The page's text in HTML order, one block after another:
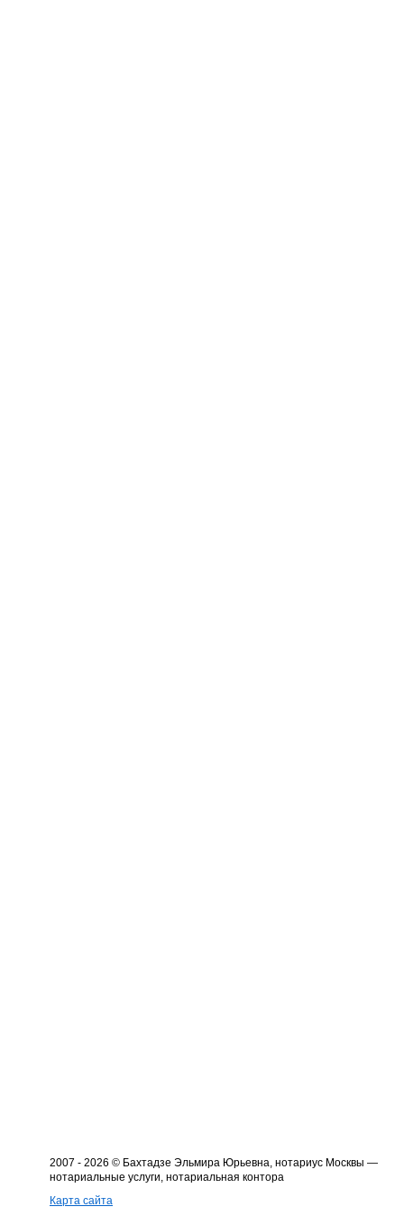
2007 - 2026 © Бахтадзе Эльмира Юрьевна, нотариус Москвы —
нотариальные услуги, нотариальная контора
Карта сайта